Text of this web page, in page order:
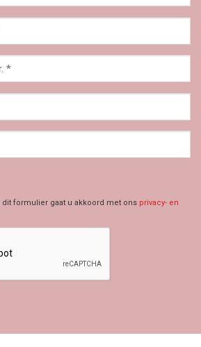
formulier gaat u akkoord met ons privacy- en